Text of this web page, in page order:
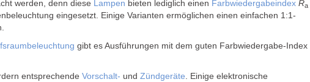
werden, denn diese Lampen bieten lediglich einen Farbwiedergabeindex Ra
eingesetzt. Einige Varianten ermöglichen einen einfachen 1:1-
gibt es Ausführungen mit dem guten Farbwiedergabe-Index
entsprechende Vorschalt- und Zündgeräte. Einige elektronische